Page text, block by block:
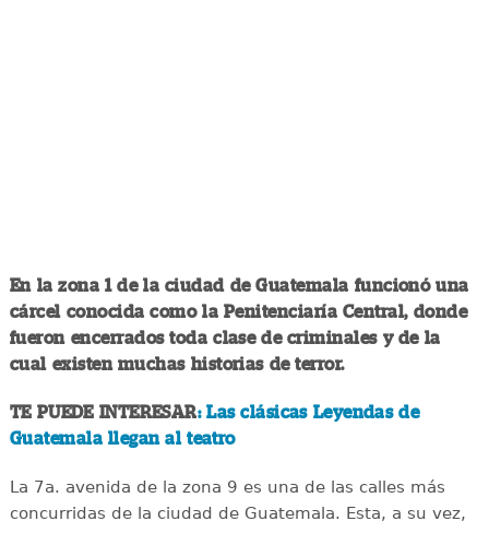
En la zona 1 de la ciudad de Guatemala funcionó una
cárcel conocida como la Penitenciaría Central, donde
fueron encerrados toda clase de criminales y de la
cual existen muchas historias de terror.
TE PUEDE INTERESAR: Las clásicas Leyendas de
Guatemala llegan al teatro
La 7a. avenida de la zona 9 es una de las calles más
concurridas de la ciudad de Guatemala. Esta, a su vez,